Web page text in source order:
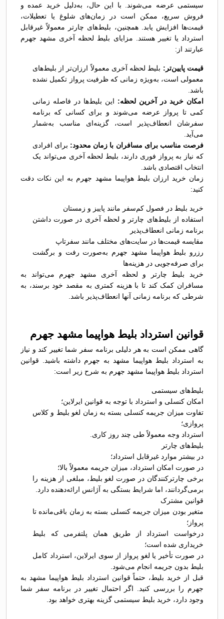
سیستمی عرضه می‌شوند. با این حال، به‌دلیل خرید عمده و
فروش سریع، ممکن است در زمان‌های شلوغ یا تعطیلات،
قیمت‌ها افزایش یابد. همچنین، بلیط‌های چارتر معمولاً غیرقابل
استرداد یا تغییر هستند. مزایای بلیط لحظه آخری مشهد جهرم
عبارتند از:
قیمت پایین‌تر: بلیط لحظه آخری معمولاً ارزان‌تر از بلیط‌های
معمولی است، به‌ویژه زمانی که ظرفیت پرواز تکمیل نشده
باشد.
امکان خرید در آخرین لحظه: این بلیط‌ها در فاصله زمانی
کمی تا پرواز عرضه می‌شوند و برای کسانی که برنامه
سفرشان انعطاف‌پذیر است، گزینه‌ای مناسب به‌شمار
می‌آید.
فرصت مناسب برای مسافران با زمان محدود: برای افرادی
که نیاز به پرواز فوری دارند، بلیط لحظه آخری می‌تواند یک
انتخاب اقتصادی باشد.
زمان خرید ارزان بلیط هواپیما مشهد جهرم به این نکات دقت
کنید:
خرید بلیط در فصول کم‌سفر مانند پاییز و زمستان
استفاده از بلیط‌های چارتر و لحظه آخری در صورت داشتن
برنامه زمانی انعطاف‌پذیر
مقایسه قیمت‌ها در سایت‌های مختلف مانند سفرتاپ
رزرو بلیط هواپیما مشهد جهرم به‌صورت رفت و برگشت
برای صرفه‌جویی در هزینه‌ها
خرید بلیط چارتر و لحظه آخری مشهد جهرم می‌تواند به
مسافران کمک کند تا با هزینه کمتری به مقصد خود برسند، به
شرطی که برنامه زمانی آنها انعطاف‌پذیر باشد.
قوانین استرداد بلیط هواپیما مشهد جهرم
گاهی ممکن است به هر دلیلی برنامه سفر شما تغییر کند و نیاز
به استرداد بلیط هواپیما مشهد به جهرم داشته باشید. قوانین
استرداد بلیط هواپیما مشهد جهرم به شرح زیر است:
بلیط‌های سیستمی
امکان کنسلی و استرداد با توجه به قوانین ایرلاین؛
تفاوت میزان جریمه کنسلی بسته به زمان لغو بلیط و کلاس
پروازی؛
استرداد وجه معمولاً طی چند روز کاری.
بلیط‌های چارتر
در بیشتر موارد غیرقابل استرداد؛
در صورت امکان استرداد، میزان جریمه معمولاً بالا؛
برخی چارترکنندگان در صورت لغو بلیط، مبلغی از هزینه را
برمی‌گردانند، اما شرایط بستگی به آژانس ارائه‌دهنده دارد.
قوانین مشترک
متغیر بودن میزان جریمه کنسلی بسته به زمان باقی‌مانده تا
پرواز؛
درخواست استرداد از طریق همان پلتفرمی که بلیط
خریداری شده است؛
در صورت تأخیر یا لغو پرواز از سوی ایرلاین، استرداد کامل
بلیط بدون جریمه انجام می‌شود.
قبل از خرید بلیط، حتماً قوانین استرداد بلیط هواپیما مشهد به
جهرم را بررسی کنید. اگر احتمال تغییر در برنامه سفر شما
وجود دارد، خرید بلیط سیستمی گزینه بهتری خواهد بود.